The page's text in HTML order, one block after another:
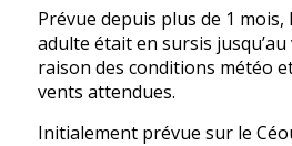
Prévue depuis plus de 1
adulte était en sursis
raison des conditions météo
vents attendues.
Initialement prévue sur le